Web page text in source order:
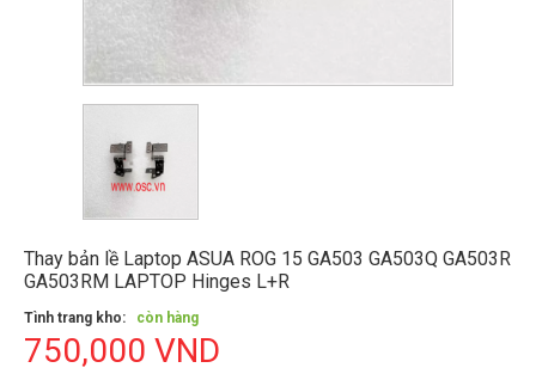
Thay bản lề Laptop ASUA ROG 15 GA503 GA503Q GA503R
GA503RM LAPTOP Hinges L+R
Tình trang kho: còn hàng
750,000 VND